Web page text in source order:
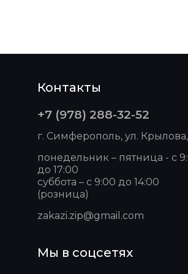
Контакты
+7 (978) 288-32-52
г. Симферополь, ул. Крылова,
понедельник – пятница - с
до 17:00
суббота – с 9:00 до 14:00
(розница)
zakazi.zip@gmail.com
Мы в соцсетях